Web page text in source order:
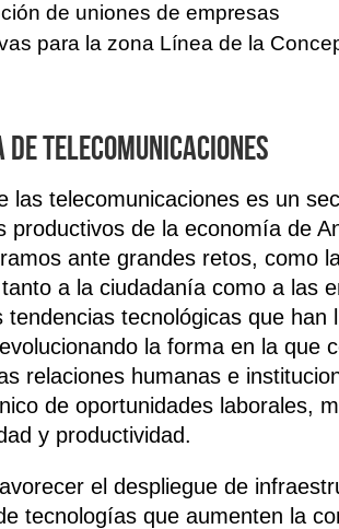
de uniones de empresas
para la zona Línea de la
de telecomunicaciones
las telecomunicaciones es un
productivos de la economía de
ante grandes retos, como
a la ciudadanía como a las
tendencias tecnológicas que han
la forma en la que
relaciones humanas e
de oportunidades laborales,
y productividad.
el despliegue de
tecnologías que aumenten la